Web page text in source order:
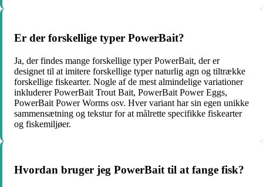
Er der forskellige typer PowerBait?
Ja, der findes mange forskellige typer PowerBait, der er
designet til at imitere forskellige typer naturlig agn og tiltrække
forskellige fiskearter. Nogle af de mest almindelige variationer
inkluderer PowerBait Trout Bait, PowerBait Power Eggs,
PowerBait Power Worms osv. Hver variant har sin egen unikke
sammensætning og tekstur for at målrette specifikke fiskearter
og fiskemiljøer.
Hvordan bruger jeg PowerBait til at fange fisk?